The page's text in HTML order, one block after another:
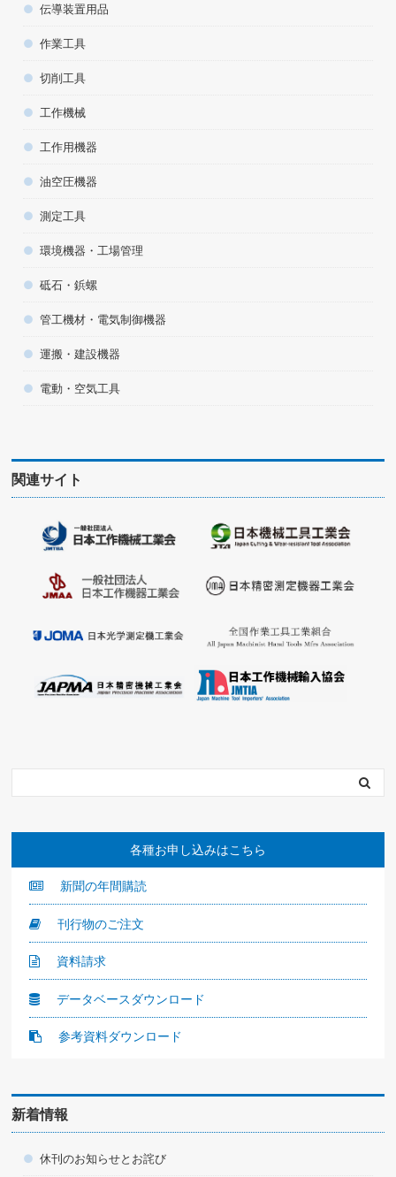
伝導装置用品
作業工具
切削工具
工作機械
工作用機器
油空圧機器
測定工具
環境機器・工場管理
砥石・鋲螺
管工機材・電気制御機器
運搬・建設機器
電動・空気工具
関連サイト
各種お申し込みはこちら
新聞の年間購読
刊行物のご注文
資料請求
データベースダウンロード
参考資料ダウンロード
新着情報
休刊のお知らせとお詫び